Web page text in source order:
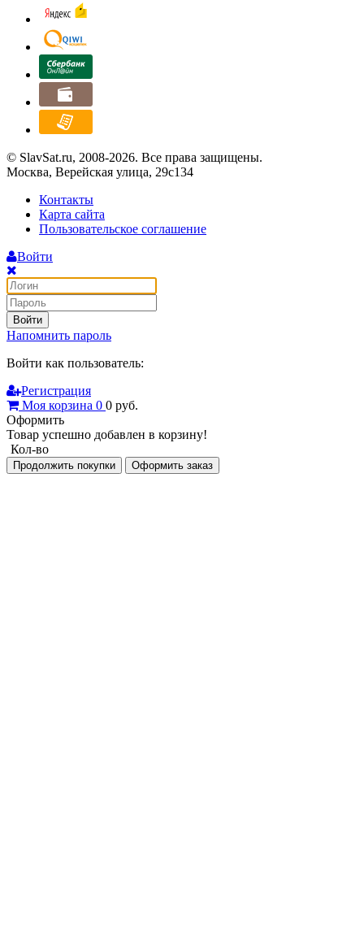
© SlavSat.ru, 2008-2026. Все права защищены.
Москва, Верейская улица, 29с134
Контакты
Карта сайта
Пользовательское соглашение
Войти
Войти
Напомнить пароль
Войти как пользователь:
Регистрация
Моя корзина 0 0 руб.
Оформить
Товар успешно добавлен в корзину!
Кол-во
Продолжить покупки Оформить заказ